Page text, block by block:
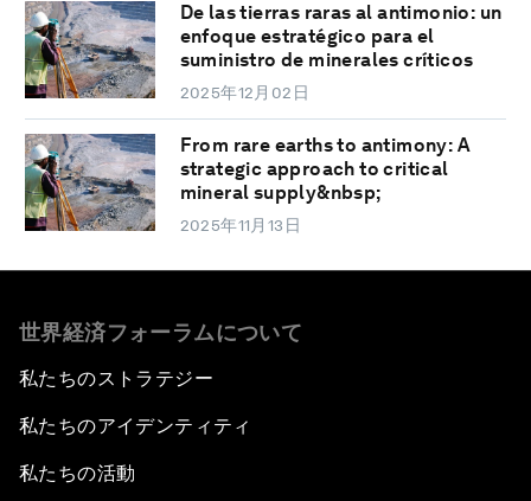
De las tierras raras al antimonio: un
enfoque estratégico para el
suministro de minerales críticos
2025年12月02日
From rare earths to antimony: A
strategic approach to critical
mineral supply&nbsp;
2025年11月13日
世界経済フォーラムについて
私たちのストラテジー
私たちのアイデンティティ
私たちの活動